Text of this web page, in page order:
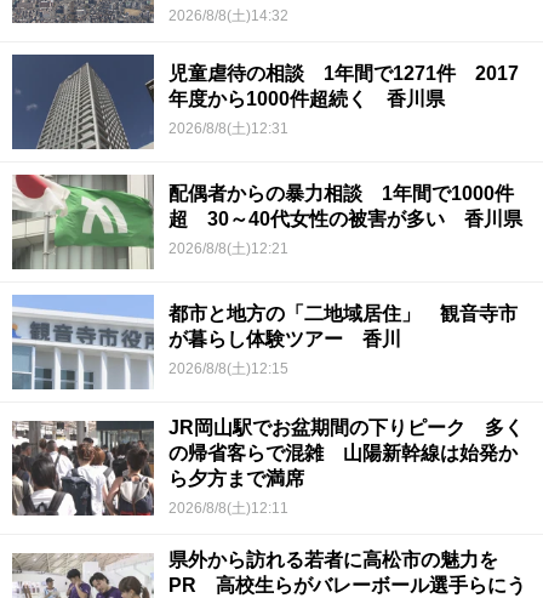
2026/8/8(土)14:32
児童虐待の相談 1年間で1271件 2017
年度から1000件超続く 香川県
2026/8/8(土)12:31
配偶者からの暴力相談 1年間で1000件
超 30～40代女性の被害が多い 香川県
2026/8/8(土)12:21
都市と地方の「二地域居住」 観音寺市
が暮らし体験ツアー 香川
2026/8/8(土)12:15
JR岡山駅でお盆期間の下りピーク 多く
の帰省客らで混雑 山陽新幹線は始発か
ら夕方まで満席
2026/8/8(土)12:11
県外から訪れる若者に高松市の魅力を
PR 高校生らがバレーボール選手らにう